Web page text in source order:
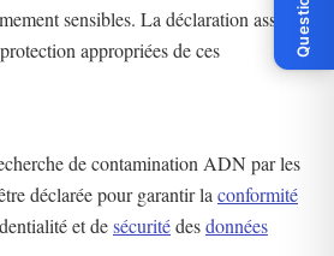
sensibles. La déclaration assure
appropriées de ces
de contamination ADN par les
déclarée pour garantir la conformité
et desécuritédesdonnées